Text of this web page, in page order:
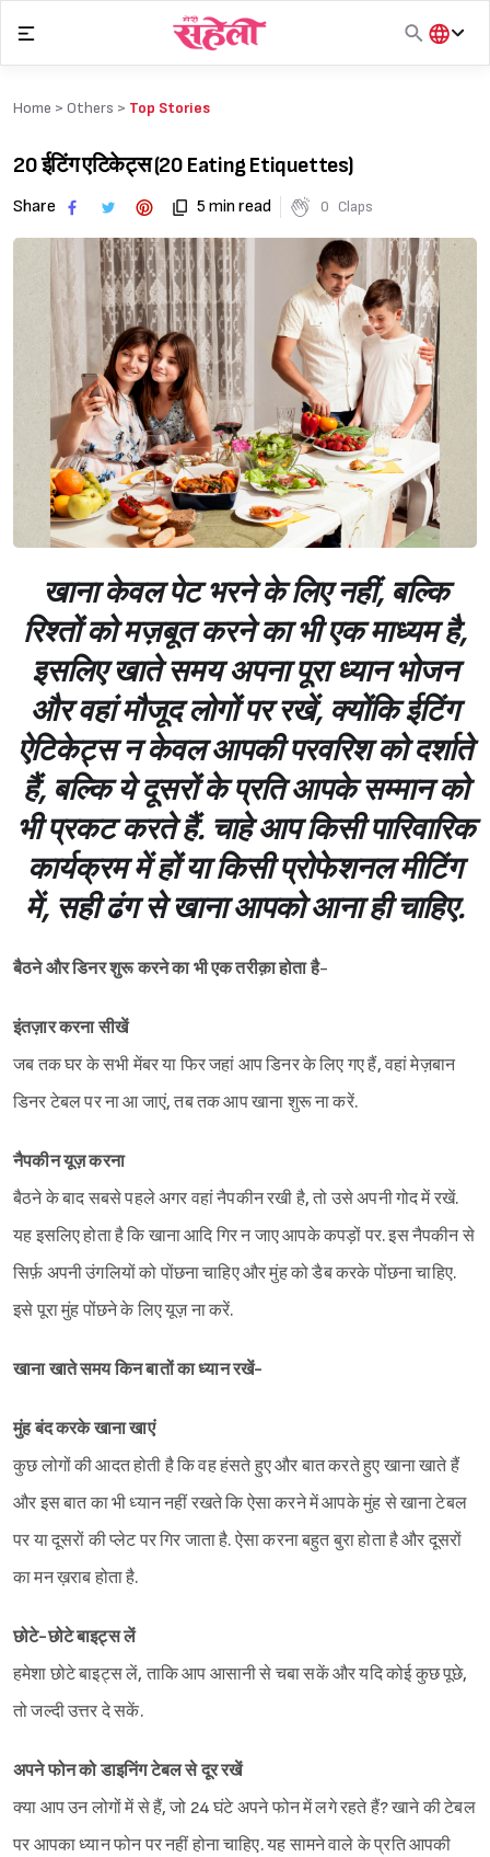
content
हिंदी
Home > Others > Top Stories
20 ईटिंग एटिकेट्स (20 Eating Etiquettes)
Share 5 min read 0 Claps
खाना केवल पेट भरने के लिए नहीं, बल्कि
रिश्तों को मज़बूत करने का भी एक माध्यम है,
इसलिए खाते समय अपना पूरा ध्यान भोजन
और वहां मौजूद लोगों पर रखें, क्योंकि ईटिंग
ऐटिकेट्स न केवल आपकी परवरिश को दर्शाते
हैं, बल्कि ये दूसरों के प्रति आपके सम्मान को
भी प्रकट करते हैं. चाहे आप किसी पारिवारिक
कार्यक्रम में हों या किसी प्रोफेशनल मीटिंग
में, सही ढंग से खाना आपको आना ही चाहिए.
बैठने और डिनर शुरू करने का भी एक तरीक़ा होता है-
इंतज़ार करना सीखें
जब तक घर के सभी मेंबर या फिर जहां आप डिनर के लिए गए हैं, वहां मेज़बान
डिनर टेबल पर ना आ जाएं, तब तक आप खाना शुरू ना करें.
नैपकीन यूज़ करना
बैठने के बाद सबसे पहले अगर वहां नैपकीन रखी है, तो उसे अपनी गोद में रखें.
यह इसलिए होता है कि खाना आदि गिर न जाए आपके कपड़ों पर. इस नैपकीन से
सिर्फ़ अपनी उंगलियों को पोंछना चाहिए और मुंह को डैब करके पोंछना चाहिए.
इसे पूरा मुंह पोंछने के लिए यूज़ ना करें.
खाना खाते समय किन बातों का ध्यान रखें-
मुंह बंद करके खाना खाएं
कुछ लोगों की आदत होती है कि वह हंसते हुए और बात करते हुए खाना खाते हैं
और इस बात का भी ध्यान नहीं रखते कि ऐसा करने में आपके मुंह से खाना टेबल
पर या दूसरों की प्लेट पर गिर जाता है. ऐसा करना बहुत बुरा होता है और दूसरों
का मन ख़राब होता है.
छोटे-छोटे बाइट्स लें
हमेशा छोटे बाइट्स लें, ताकि आप आसानी से चबा सकें और यदि कोई कुछ पूछे,
तो जल्दी उत्तर दे सकें.
अपने फोन को डाइनिंग टेबल से दूर रखें
क्या आप उन लोगों में से हैं, जो 24 घंटे अपने फोन में लगे रहते हैं? खाने की टेबल
पर आपका ध्यान फोन पर नहीं होना चाहिए. यह सामने वाले के प्रति आपकी